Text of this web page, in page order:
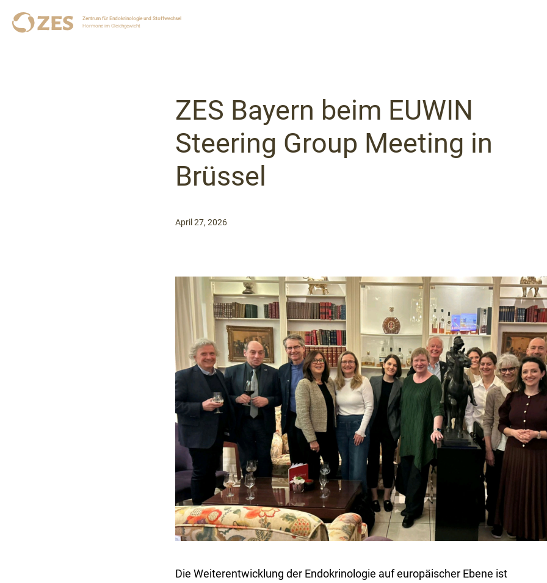
Zentrum für Endokrinologie und Stoffwechsel
Hormone im Gleichgewicht
ZES Bayern beim EUWIN
Steering Group Meeting in
Brüssel
April 27, 2026
Die Weiterentwicklung der Endokrinologie auf europäischer Ebene ist